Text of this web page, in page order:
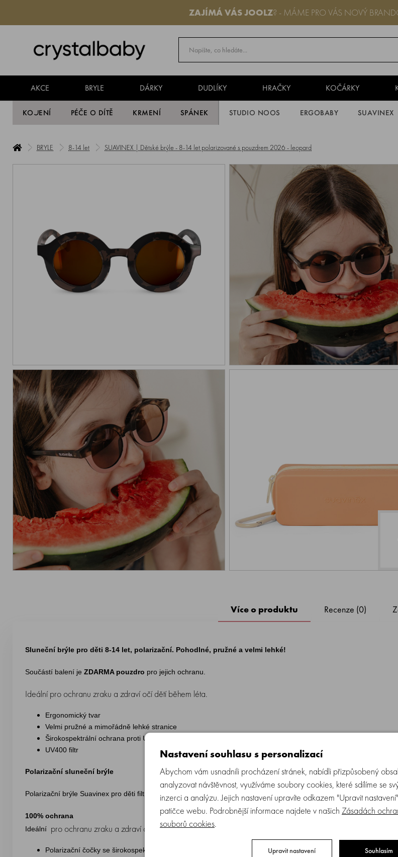
ZAJÍMÁ VÁS JOOLZ? - MÁME PRO VÁS NOVÝ
AKCE BRYLE DÁRKY DUDLÍKY HRAČKY KOČÁRKY
KOJENÍ PÉČE O DÍTĚ KRMENÍ SPÁNEK STUDIO NOOS ERGOBABY SUAVINEX
BRYLE 8-14 let SUAVINEX | Dětské brýle - 8-14 let polarizované s pouzdrem 2026 - leopard
Více o produktu Recenze (0)
Sluneční brýle pro děti 8-14 let, polarizační. Pohodlné, pružné a velmi lehké!
Součástí balení jeZDARMA pouzdro pro jejich ochranu.
Ideální pro ochranu zraku a zdraví očí dětí během léta.
Ergonomický tvar
Velmi pružné a mimořádně lehké stranice
Širokospektrální ochrana proti UV záření – 100 % UVB a UVA
UV400 filtr
Polarizační sluneční brýle
Polarizační brýle Suavinex pro děti filtrují sluneční paprsky, snižují oslnění a zlepšují kontrast při intenzivním světle.
100% ochrana
Ideální pro ochranu zraku a zdraví očí dětíběhem letních dnů.
Polarizační čočky se širokospektrální ochranou proti UV záření – 100 % UVB a UVA
Nastavení souhlasu s personalizací
Abychom vám usnadnili procházení stránek, nabídli přizpůsobený
analyzovat návštěvnost, využíváme soubory cookies, které sdílíme se
inzerci a analýzu. Jejich nastavení upravíte odkazem "Upravit
patičce webu. Podrobnější informace najdete v našich Zásadách
souborů cookies.
Upravit nastavení Souhlasím